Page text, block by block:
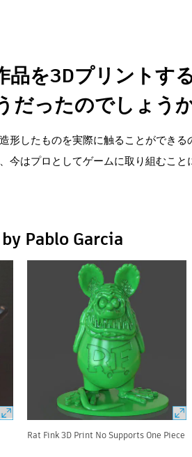
品を3Dプリントす
だったのでしょう
形したものを実際に触ることができ
今はプロとしてゲームに取り組むこと
Pablo Garcia
Rat Fink 3D Print No Supports One Piece